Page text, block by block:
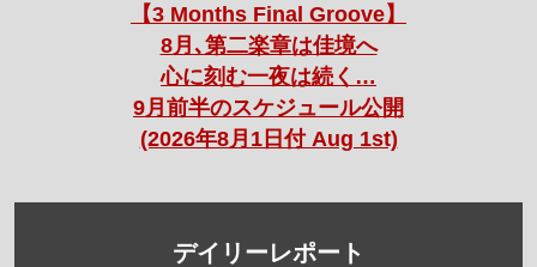
【3 Months Final Groove】
8月､第二楽章は佳境へ
心に刻む一夜は続く…
9月前半のスケジュール公開
(2026年8月1日付 Aug 1st)
デイリーレポート